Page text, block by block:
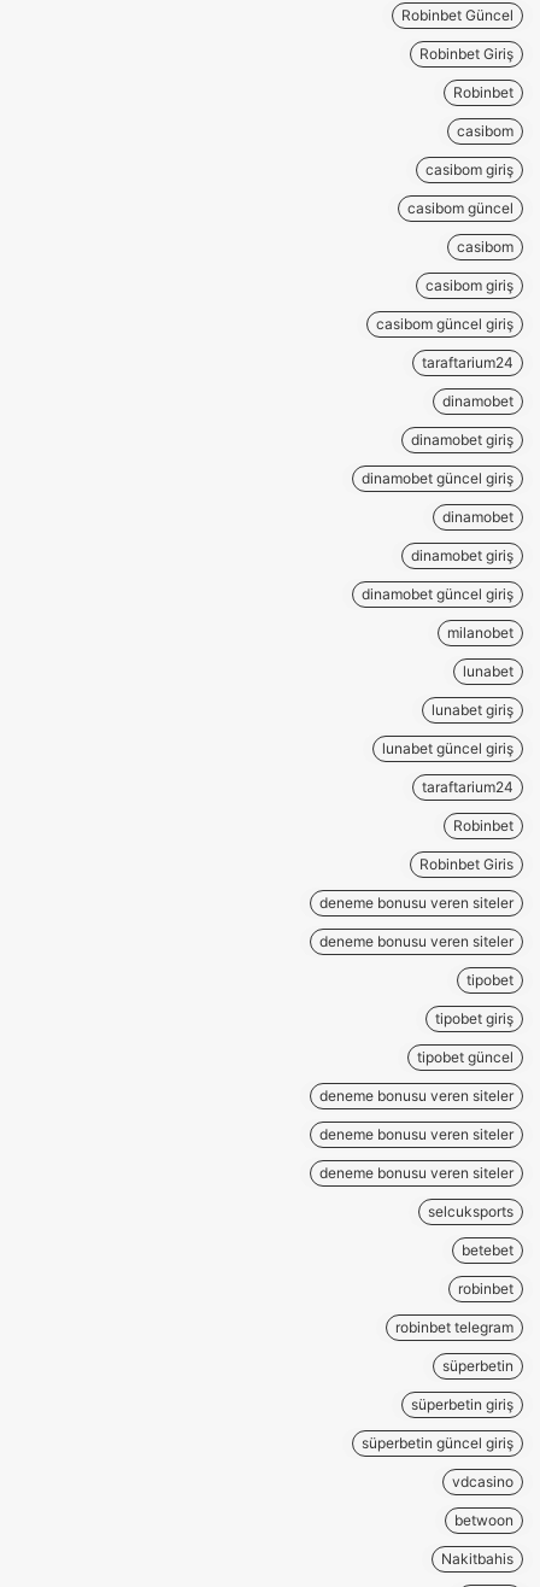
Robinbet Güncel
Robinbet Giriş
Robinbet
casibom
casibom giriş
casibom güncel
casibom
casibom giriş
casibom güncel giriş
taraftarium24
dinamobet
dinamobet giriş
dinamobet güncel giriş
dinamobet
dinamobet giriş
dinamobet güncel giriş
milanobet
lunabet
lunabet giriş
lunabet güncel giriş
taraftarium24
Robinbet
Robinbet Giris
deneme bonusu veren siteler
deneme bonusu veren siteler
tipobet
tipobet giriş
tipobet güncel
deneme bonusu veren siteler
deneme bonusu veren siteler
deneme bonusu veren siteler
selcuksports
betebet
robinbet
robinbet telegram
süperbetin
süperbetin giriş
süperbetin güncel giriş
vdcasino
betwoon
Nakitbahis